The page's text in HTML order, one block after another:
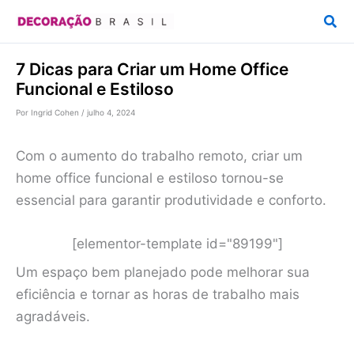
conteúdo
7 Dicas para Criar um Home Office
Funcional e Estiloso
Por Ingrid Cohen / julho 4, 2024
Com o aumento do trabalho remoto, criar um
home office funcional e estiloso tornou-se
essencial para garantir produtividade e conforto.
[elementor-template id="89199"]
Um espaço bem planejado pode melhorar sua
eficiência e tornar as horas de trabalho mais
agradáveis.